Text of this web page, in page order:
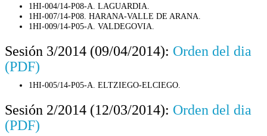
1HI-004/14-P08-A. LAGUARDIA.
1HI-007/14-P08. HARANA-VALLE DE ARANA.
1HI-009/14-P05-A. VALDEGOVIA.
Sesión 3/2014 (09/04/2014): Orden del dia
(PDF)
1HI-005/14-P05-A. ELTZIEGO-ELCIEGO.
Sesión 2/2014 (12/03/2014): Orden del dia
(PDF)